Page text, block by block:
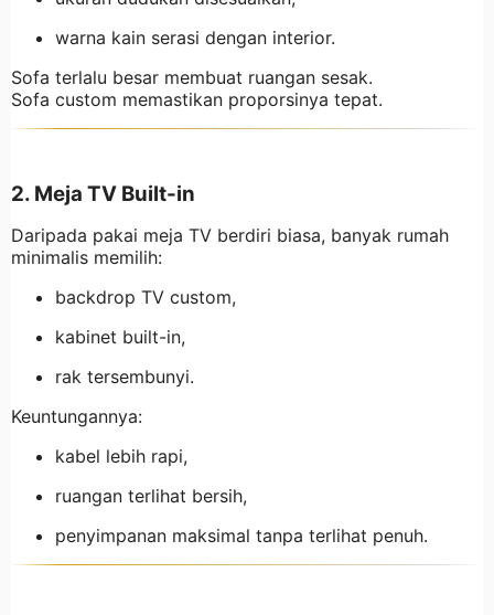
warna kain serasi dengan interior.
Sofa terlalu besar membuat ruangan sesak.
Sofa custom memastikan proporsinya tepat.
2. Meja TV Built-in
Daripada pakai meja TV berdiri biasa, banyak rumah
minimalis memilih:
backdrop TV custom,
kabinet built-in,
rak tersembunyi.
Keuntungannya:
kabel lebih rapi,
ruangan terlihat bersih,
penyimpanan maksimal tanpa terlihat penuh.